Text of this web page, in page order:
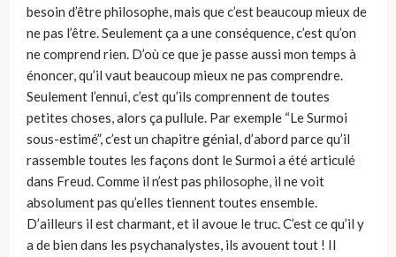
besoin d’être philosophe, mais que c’est beaucoup mieux de
ne pas l’être. Seulement ça a une conséquence, c’est qu’on
ne comprend rien. D’où ce que je passe aussi mon temps à
énoncer, qu’il vaut beaucoup mieux ne pas comprendre.
Seulement l’ennui, c’est qu’ils comprennent de toutes
petites choses, alors ça pullule. Par exemple “Le Surmoi
sous-estimé”, c’est un chapitre génial, d’abord parce qu’il
rassemble toutes les façons dont le Surmoi a été articulé
dans Freud. Comme il n’est pas philosophe, il ne voit
absolument pas qu’elles tiennent toutes ensemble.
D’ailleurs il est charmant, et il avoue le truc. C’est ce qu’il y
a de bien dans les psychanalystes, ils avouent tout ! Il